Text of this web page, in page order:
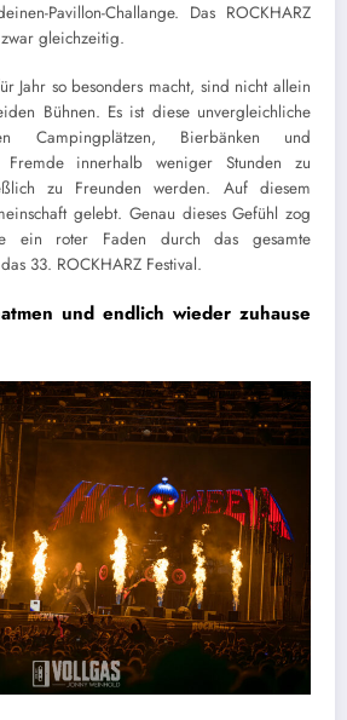
Pavillon-Challange. Das ROCKHARZ
gleichzeitig.
Jahr so besonders macht, sind nicht allein
Bühnen. Es ist diese unvergleichliche
Campingplätzen, Bierbänken und
innerhalb weniger Stunden zu
zu Freunden werden. Auf diesem
gelebt. Genau dieses Gefühl zog
ein roter Faden durch das gesamte
33. ROCKHARZ Festival.
und endlich wieder zuhause